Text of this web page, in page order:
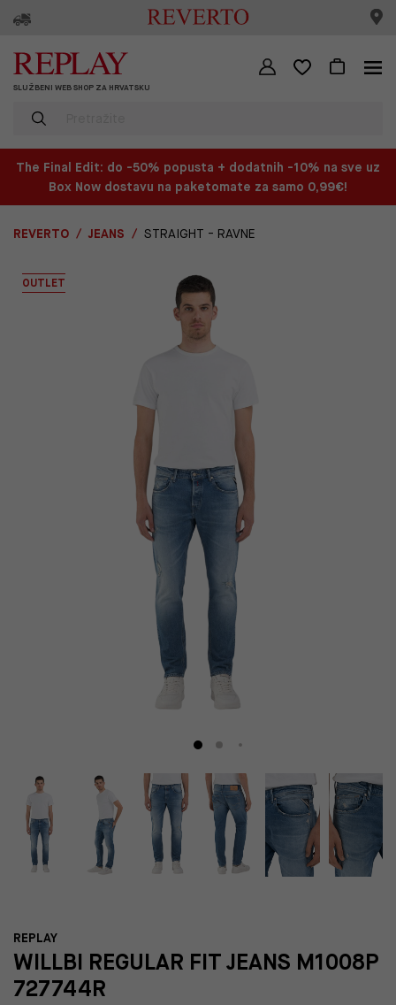
SLUŽBENI WEB SHOP ZA HRVATSKU
The Final Edit: do -50% popusta + dodatnih -10% na sve uz
Box Now dostavu na paketomate za samo 0,99€!
REVERTO JEANS STRAIGHT - RAVNE
OUTLET
REPLAY
WILLBI REGULAR FIT JEANS M1008P
727744R